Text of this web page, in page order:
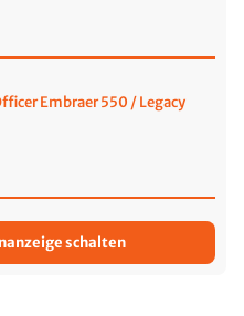
Embraer 550 / Legacy
schalten